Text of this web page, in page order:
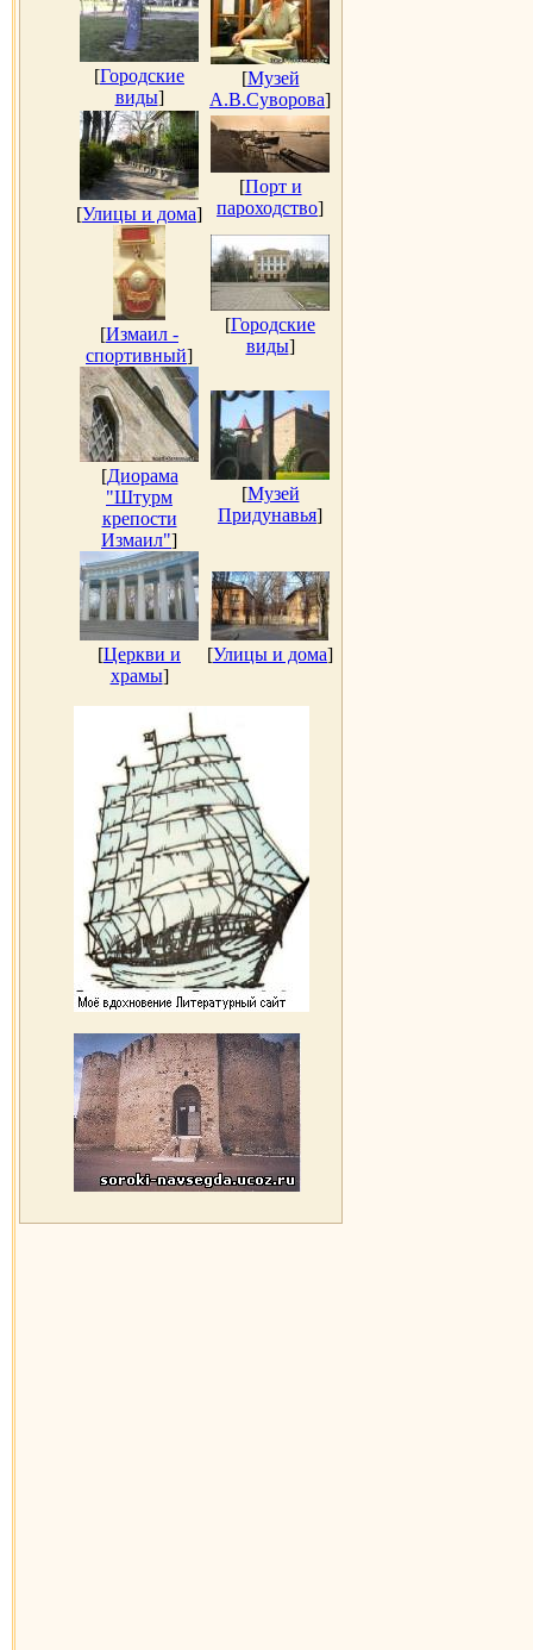
[Городские
виды]
[Музей
А.В.Суворова]
[Улицы и дома]
[Порт и
пароходство]
[Измаил -
спортивный]
[Городские
виды]
[Диорама
"Штурм
крепости
Измаил"]
[Музей
Придунавья]
[Церкви и
храмы]
[Улицы и дома]